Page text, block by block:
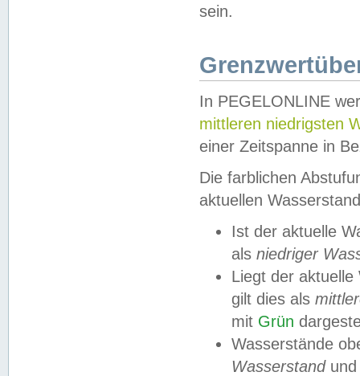
sein.
In PEGELONLINE
mittleren niedrigsten
einer Zeitspanne in
Die farblichen
aktuellen
Ist der aktuelle
als niedriger
Liegt der
gilt dies als
mit Grün
Wasserstände
Wasserstandund